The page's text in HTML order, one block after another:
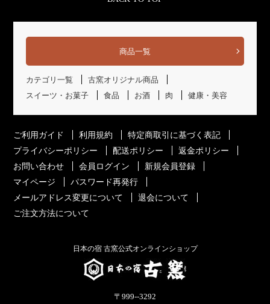
日本の宿 古窯公式オンラインショップ
〒999--3292
商品一覧
カテゴリ一覧
古窯オリジナル商品
スイーツ・お菓子
食品 お酒 肉 健康・美容
ご利用ガイド 利用規約
特定商取引に基づく表記
プライバシーポリシー
配送ポリシー
返金ポリシー
お問い合わせ
会員ログイン
新規会員登録
マイページ
パスワード再発行
メールアドレス変更について
退会について
ご注文方法について